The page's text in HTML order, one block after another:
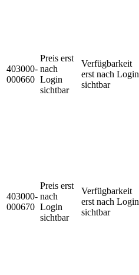
403000-
000660
Preis erst
nach
Login
sichtbar
Verfügbarkeit
erst nach Login
sichtbar
403000-
000670
Preis erst
nach
Login
sichtbar
Verfügbarkeit
erst nach Login
sichtbar